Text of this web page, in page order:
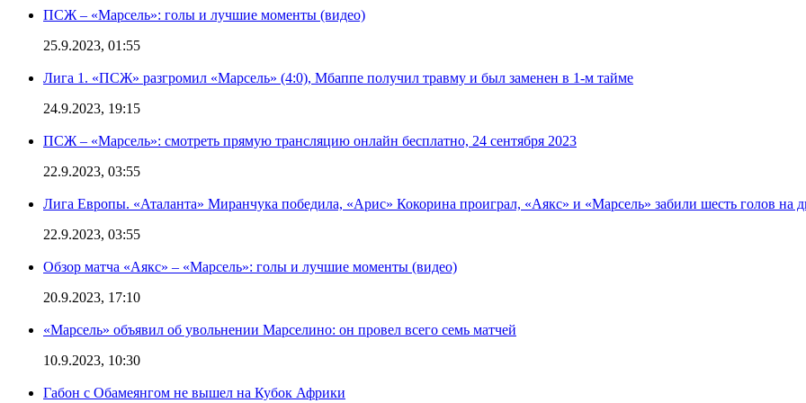
ПСЖ – «Марсель»: голы и лучшие моменты (видео)
25.9.2023, 01:55
Лига 1. «ПСЖ» разгромил «Марсель» (4:0), Мбаппе получил травму и был заменен в 1-м тайме
24.9.2023, 19:15
ПСЖ – «Марсель»: смотреть прямую трансляцию онлайн бесплатно, 24 сентября 2023
22.9.2023, 03:55
Лига Европы. «Аталанта» Миранчука победила, «Арис» Кокорина проиграл, «Аякс» и «Марсель» забили шесть голов на
22.9.2023, 03:55
Обзор матча «Аякс» – «Марсель»: голы и лучшие моменты (видео)
20.9.2023, 17:10
«Марсель» объявил об увольнении Марселино: он провел всего семь матчей
10.9.2023, 10:30
Габон с Обамеянгом не вышел на Кубок Африки